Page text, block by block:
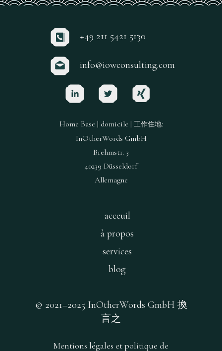
+49 211 5421 5130
info@iowconsulting.com
Home Base | domicile | 工作住地:
InOtherWords GmbH
Brehmstr. 3
40239 Düsseldorf
Allemagne
acceuil
à propos
services
blog
© 2021–2025 InOtherWords GmbH 換
言之
Mentions légales et politique de